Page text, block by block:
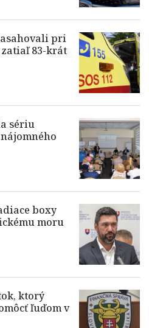
pri
83-krát
sériu
boxy
moru
ktorý
ľuďom v